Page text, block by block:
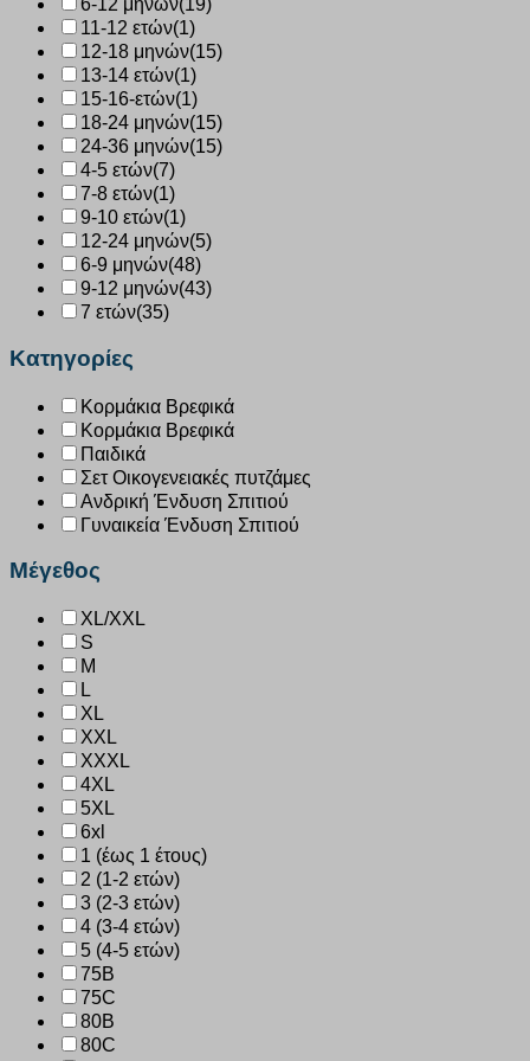
6-12 μηνών(19)
11-12 ετών(1)
12-18 μηνών(15)
13-14 ετών(1)
15-16-ετών(1)
18-24 μηνών(15)
24-36 μηνών(15)
4-5 ετών(7)
7-8 ετών(1)
9-10 ετών(1)
12-24 μηνών(5)
6-9 μηνών(48)
9-12 μηνών(43)
7 ετών(35)
Κατηγορίες
Κορμάκια Βρεφικά
Κορμάκια Βρεφικά
Παιδικά
Σετ Οικογενειακές πυτζάμες
Ανδρική Ένδυση Σπιτιού
Γυναικεία Ένδυση Σπιτιού
Μέγεθος
XL/XXL
S
M
L
XL
XXL
XXXL
4XL
5XL
6xl
1 (έως 1 έτους)
2 (1-2 ετών)
3 (2-3 ετών)
4 (3-4 ετών)
5 (4-5 ετών)
75B
75C
80B
80C